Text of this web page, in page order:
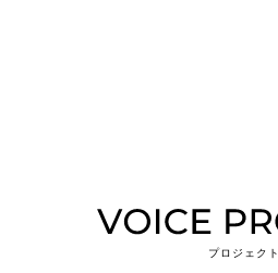
プロジェクト